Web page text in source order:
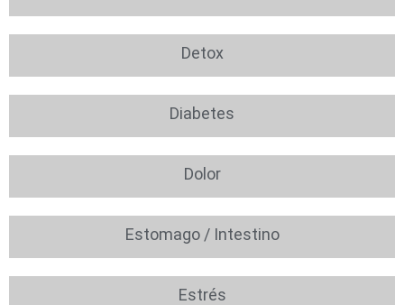
Detox
Diabetes
Dolor
Estomago / Intestino
Estrés